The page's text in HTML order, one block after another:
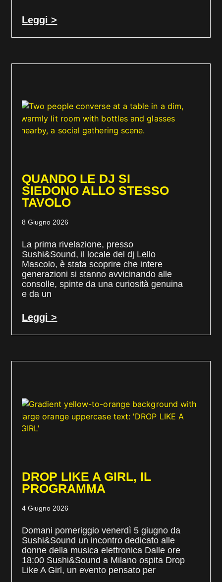
Leggi >
QUANDO LE DJ SI
SIEDONO ALLO STESSO
TAVOLO
8 Giugno 2026
La prima rivelazione, presso
Sushi&Sound, il locale del dj Lello
Mascolo, è stata scoprire che intere
generazioni si stanno avvicinando alle
consolle, spinte da una curiosità genuina
e da un
Leggi >
DROP LIKE A GIRL, IL
PROGRAMMA
4 Giugno 2026
Domani pomeriggio venerdì 5 giugno da
Sushi&Sound un incontro dedicato alle
donne della musica elettronica Dalle ore
18:00 Sushi&Sound a Milano ospita Drop
Like A Girl, un evento pensato per